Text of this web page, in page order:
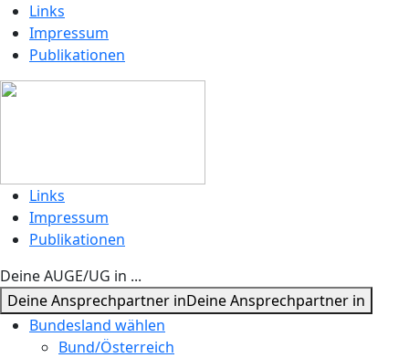
Links
Impressum
Publikationen
Links
Impressum
Publikationen
Deine AUGE/UG in ...
Deine Ansprechpartner inDeine Ansprechpartner in
Bundesland wählen
Bund/Österreich